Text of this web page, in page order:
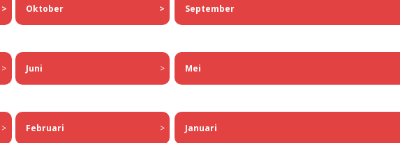
> Oktober > September
> Juni > Mei
> Februari > Januari